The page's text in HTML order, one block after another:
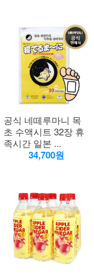
공식 네떼루마니 목
초 수액시트 32장 휴
족시간 일본 ...
34,700원